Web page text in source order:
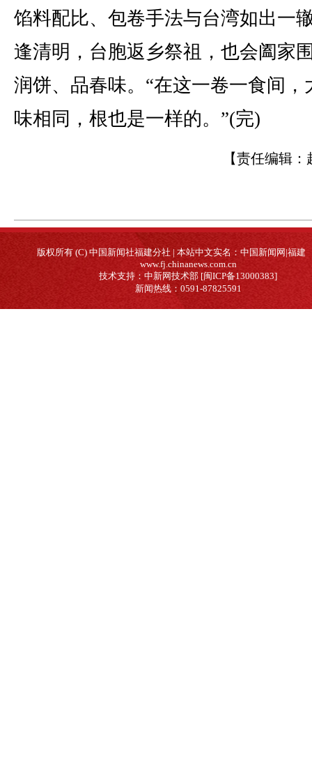
馅料配比、包卷手法与台湾如出一
逢清明，台胞返乡祭祖，也会阖家
润饼、品春味。“在这一卷一食间，
味相同，根也是一样的。”(完)
【责任编辑：
版权所有 (C) 中国新闻社福建分社 | 本站中文实名：中国新闻网|福建
www.fj.chinanews.com.cn
技术支持：中新网技术部 [闽ICP备13000383]
新闻热线：0591-87825591